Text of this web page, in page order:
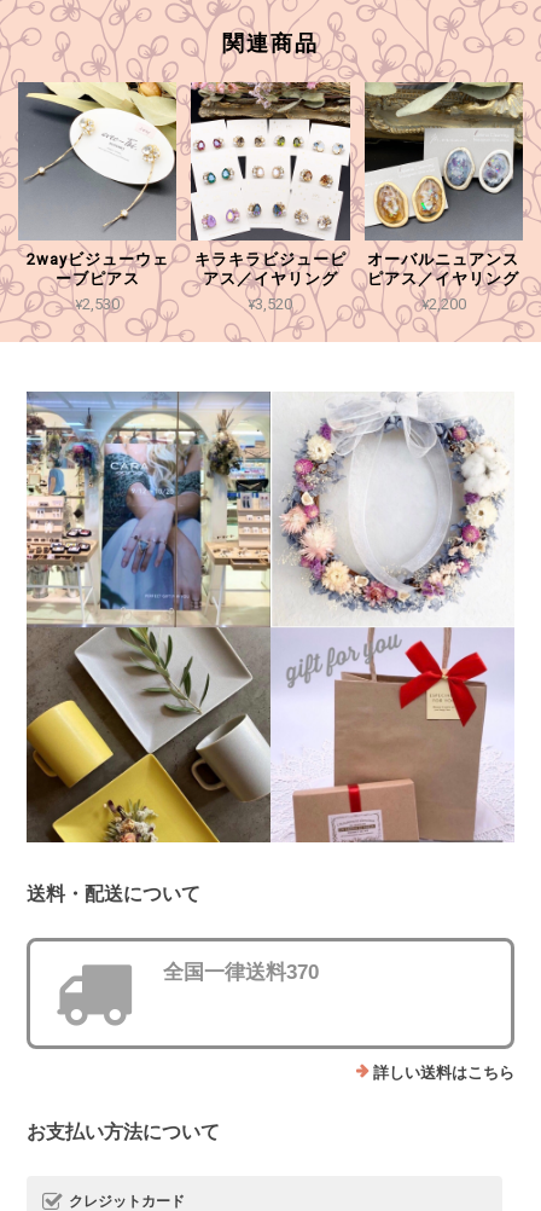
関連商品
2wayビジューウェ
ーブピアス
¥2,530
キラキラビジューピ
アス／イヤリング
¥3,520
オーバルニュアンス
ピアス／イヤリング
¥2,200
送料・配送について
全国一律送料370
詳しい送料はこちら
お支払い方法について
クレジットカード